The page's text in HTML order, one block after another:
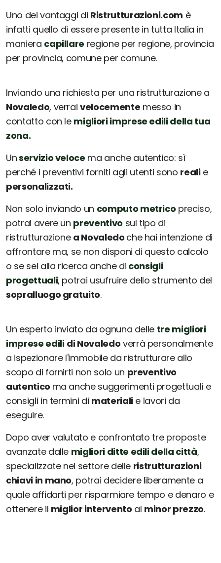
Uno dei vantaggi di Ristrutturazioni.com è
infatti quello di essere presente in tutta Italia in
maniera capillare regione per regione, provincia
per provincia, comune per comune.
Inviando una richiesta per una ristrutturazione a
Novaledo, verraivelocemente messo in
contatto con le migliori imprese edili della tua
zona.
Unservizio veloce ma anche autentico: sì
perché i preventivi forniti agli utenti sono realie
personalizzati.
Non solo inviando un computo metrico preciso,
potrai avere un preventivo sul tipo di
ristrutturazione a Novaledo che hai intenzione di
affrontare ma, se non disponi di questo calcolo
o se sei alla ricerca anche di consigli
progettuali, potrai usufruire dello strumento del
sopralluogo gratuito.
Un esperto inviato da ognuna delle tre migliori
imprese edili di Novaledo verrà personalmente
a ispezionare l'immobile da ristrutturare allo
scopo di fornirti non solo un preventivo
autentico ma anche suggerimenti progettuali e
consigli in termini di materialie lavori da
eseguire.
Dopo aver valutato e confrontato tre proposte
avanzate dalle migliori ditte edili della città,
specializzate nel settore delle ristrutturazioni
chiavi in mano, potrai decidere liberamente a
quale affidarti per risparmiare tempo e denaro e
ottenere il miglior intervento al minor prezzo.